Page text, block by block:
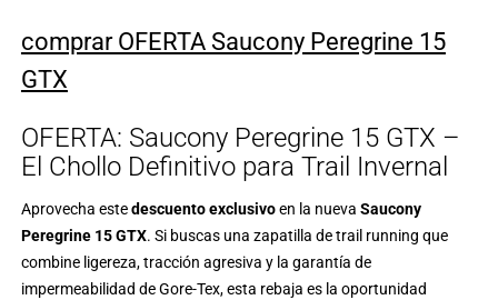
comprar OFERTA Saucony Peregrine 15
GTX
OFERTA: Saucony Peregrine 15 GTX –
El Chollo Definitivo para Trail Invernal
Aprovecha estedescuento exclusivoen la nueva Saucony
Peregrine 15 GTX. Si buscas una zapatilla de trail running que
combine ligereza, tracción agresiva y la garantía de
impermeabilidad de Gore-Tex, esta rebaja es la oportunidad